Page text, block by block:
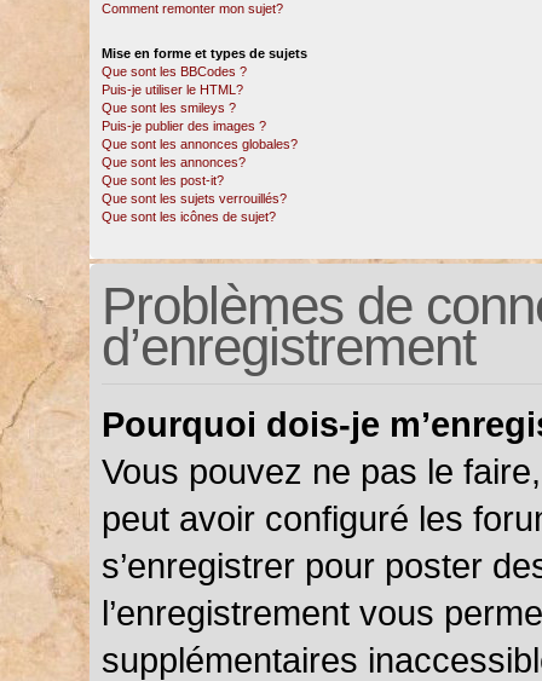
Comment remonter mon sujet?
Mise en forme et types de sujets
Que sont les BBCodes ?
Puis-je utiliser le HTML?
Que sont les smileys ?
Puis-je publier des images ?
Que sont les annonces globales?
Que sont les annonces?
Que sont les post-it?
Que sont les sujets verrouillés?
Que sont les icônes de sujet?
Problèmes de
d’enregistrement
Pourquoi dois-je
Vous pouvez ne pas le
peut avoir configuré les
s’enregistrer pour poster
l’enregistrement vous
supplémentaires